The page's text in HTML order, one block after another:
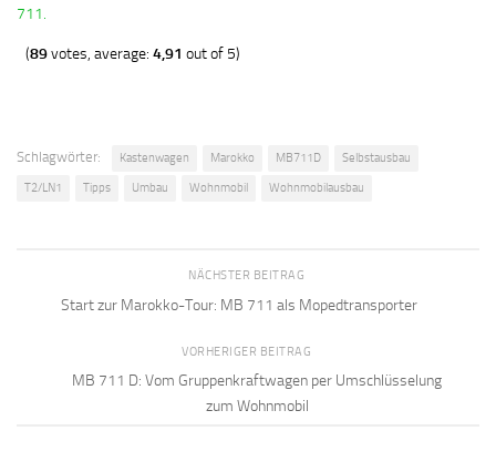
711.
(89votes, average: 4,91 out of 5)
Schlagwörter: Kastenwagen Marokko MB711D Selbstausbau
T2/LN1 Tipps Umbau Wohnmobil Wohnmobilausbau
NÄCHSTER BEITRAG
Start zur Marokko-Tour: MB 711 als Mopedtransporter
VORHERIGER BEITRAG
MB 711 D: Vom Gruppenkraftwagen per Umschlüsselung
zum Wohnmobil